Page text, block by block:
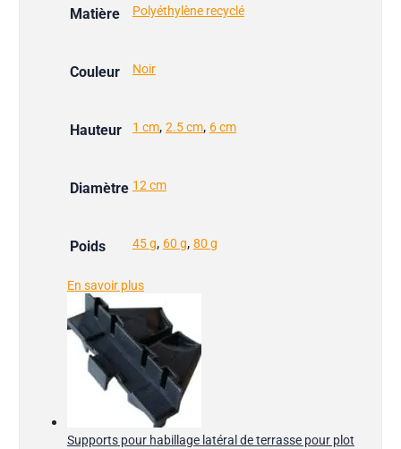
Matière Polyéthylène recyclé
Couleur Noir
Hauteur 1 cm, 2.5 cm, 6 cm
Diamètre 12 cm
Poids 45 g, 60 g, 80 g
En savoir plus
Supports pour habillage latéral de terrasse pour plot